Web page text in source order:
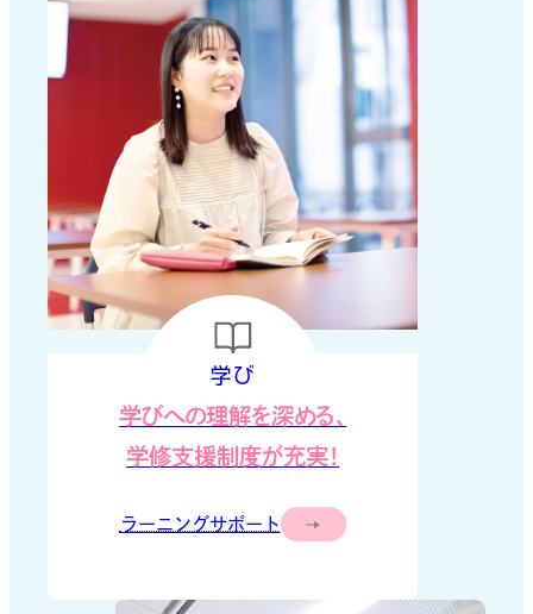
学び
学びへの理解を深める、
学修支援制度が充実！
ラーニングサポート